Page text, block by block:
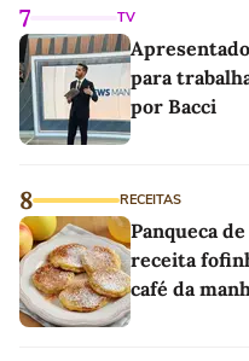
7 TV
para
por Bacci
8 RECEITAS
Panqueca
receita
café da